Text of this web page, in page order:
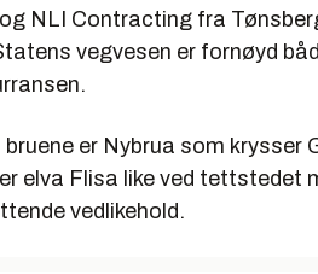
NLI Contracting fra
vegvesen er fornøyd
bruene er Nybrua som krysser
elva Flisa like ved tettstedet
vedlikehold.